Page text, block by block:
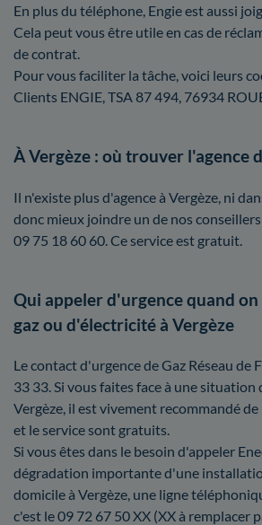
En plus du téléphone, Engie est aussi
Cela peut vous être utile en cas de
de contrat.
Pour vous faciliter la tâche, voici leurs
Clients ENGIE, TSA 87 494, 76934
À Vergèze : où trouver l'agence
Il n'existe plus d'agence à Vergèze, ni
donc mieux joindre un de nos
09 75 18 60 60. Ce service est gratuit.
Qui appeler d'urgence quand on
gaz ou d'électricité à Vergèze
Le contact d'urgence de Gaz Réseau de
33 33. Si vous faites face à une situation
Vergèze, il est vivement recommandé
et le service sont gratuits.
Si vous êtes dans le besoin d'appeler
dégradation importante d'une
domicile à Vergèze, une ligne
c'est le 09 72 67 50 XX (XX à remplacer